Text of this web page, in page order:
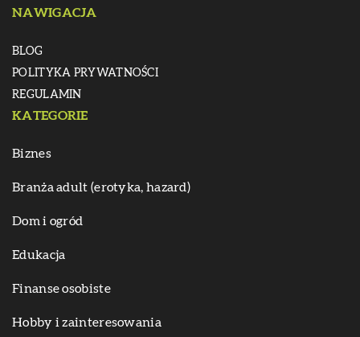
NAWIGACJA
BLOG
POLITYKA PRYWATNOŚCI
REGULAMIN
KATEGORIE
Biznes
Branża adult (erotyka, hazard)
Dom i ogród
Edukacja
Finanse osobiste
Hobby i zainteresowania